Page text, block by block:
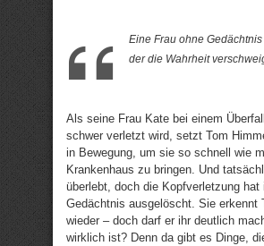
Eine Frau ohne
der die Wahrheit
Als seine Frau Kate bei einem
schwer verletzt wird, setzt Tom
in Bewegung, um sie so schnell wie
Krankenhaus zu bringen. Und
überlebt, doch die Kopfverletzung hat
Gedächtnis ausgelöscht. Sie erkennt
wieder – doch darf er ihr deutlich
wirklich ist? Denn da gibt es Dinge,